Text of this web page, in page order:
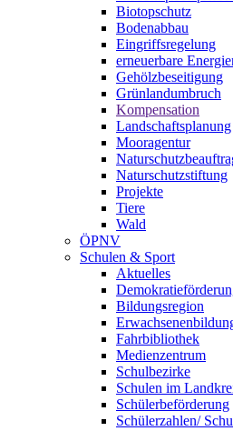
Biotopschutz
Bodenabbau
Eingriffsregelung
erneuerbare
Gehölzbeseitigung
Grünlandumbruch
Kompensation
Landschaftsplanung
Mooragentur
Naturschutzstiftung
Projekte
Tiere
Wald
ÖPNV
Schulen & Sport
Aktuelles
Bildungsregion
Fahrbibliothek
Medienzentrum
Schulbezirke
Schulen im
Schülerbeförderung
Schülerzahlen/